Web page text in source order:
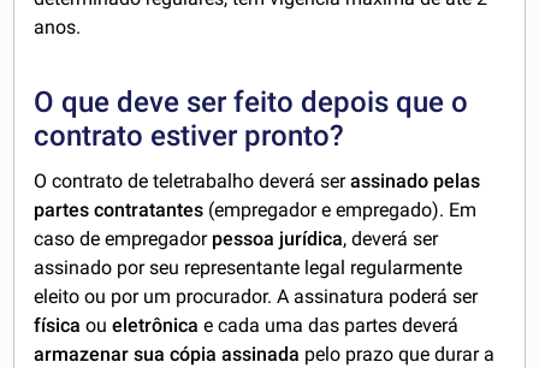
anos.
O que deve ser feito depois que o
contrato estiver pronto?
O contrato de teletrabalho deverá serassinado pelas
partes contratantes (empregador e empregado). Em
caso de empregador pessoa jurídica, deverá ser
assinado por seu representante legal regularmente
eleito ou por um procurador. A assinatura poderá ser
físicaoueletrônicae cada uma das partes deverá
armazenar sua cópia assinada pelo prazo que durar a